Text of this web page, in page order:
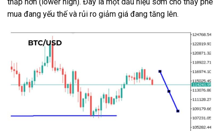
mua đang yếu thế và rủi ro giảm giá đang tăng lên.